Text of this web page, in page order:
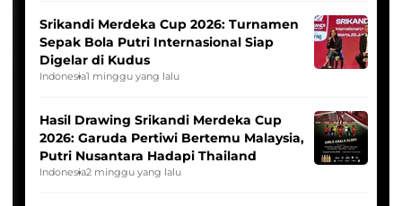
Srikandi Merdeka Cup 2026: Turnamen
Sepak Bola Putri Internasional Siap
Digelar di Kudus
Indonesia1 minggu yang lalu
Hasil Drawing Srikandi Merdeka Cup
2026: Garuda Pertiwi Bertemu Malaysia,
Putri Nusantara Hadapi Thailand
Indonesia2 minggu yang lalu